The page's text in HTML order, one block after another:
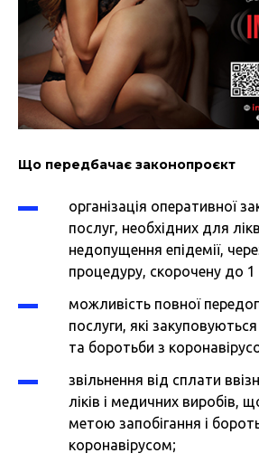
Що передбачає законопроєкт
організація оперативної
послуг, необхідних для
недопущення епідемії,
процедуру, скорочену до 1
можливість повної
послуги, які
та боротьби з
звільнення від сплати
ліків і медичних виробів,
метою запобігання і
коронавірусом;